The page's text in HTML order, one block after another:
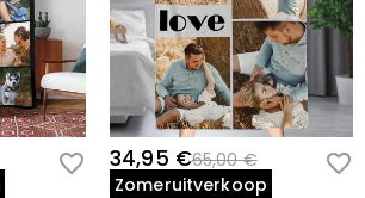
34,95 €65,00 €
Zomeruitverkoop